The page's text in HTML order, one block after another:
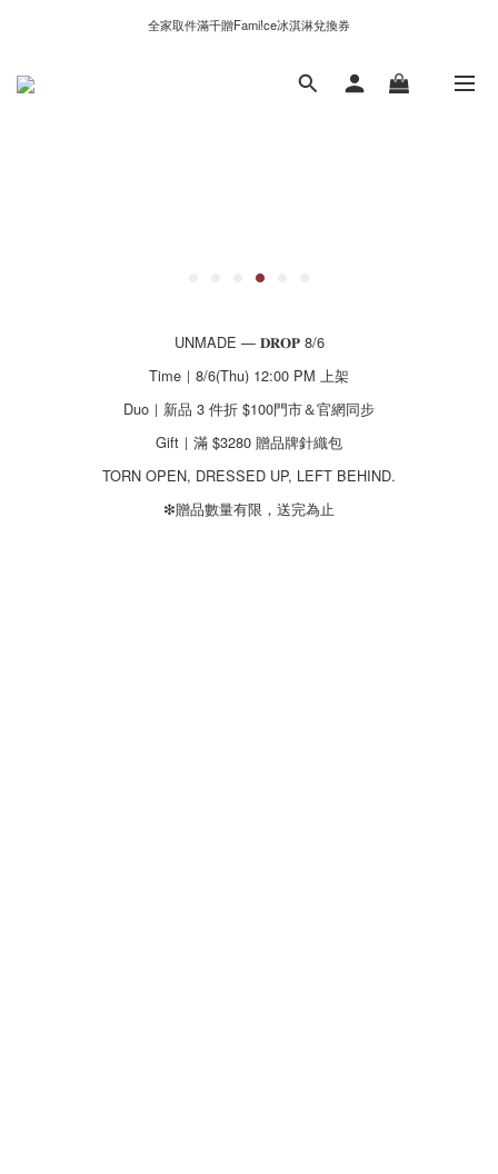
新自製款系列首批限時優惠｜單件95折，任兩件9折
全家取件滿千贈Fami!ce冰淇淋兌換券
新自製款系列首批限時優惠｜單件95折，任兩件9折
UNMADE — 𝐃𝐑𝐎𝐏 8/6
Time｜8/6(Thu) 12:00 PM 上架
Duo｜新品 3 件折 $100門市＆官網同步
Gift｜滿 $3280 贈品牌針織包
TORN OPEN, DRESSED UP, LEFT BEHIND.
❇贈品數量有限，送完為止